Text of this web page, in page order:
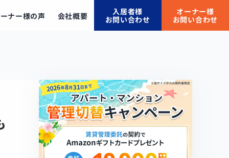
ナー様の声 会社概要
入居者様
お問い合わせ
オーナー様
お問い合わせ